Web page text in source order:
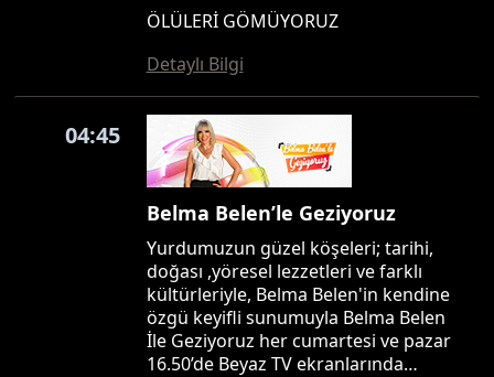
ÖLÜLERİ GÖMÜYORUZ
Detaylı Bilgi
04:45
Belma Belen’le Geziyoruz
Yurdumuzun güzel köşeleri; tarihi,
doğası ,yöresel lezzetleri ve farklı
kültürleriyle, Belma Belen'in kendine
özgü keyifli sunumuyla Belma Belen
İle Geziyoruz her cumartesi ve pazar
16.50’de Beyaz TV ekranlarında…